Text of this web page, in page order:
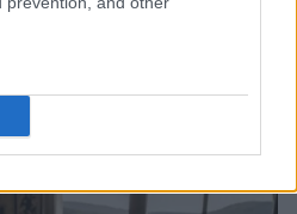
652 milioni in venture
2026